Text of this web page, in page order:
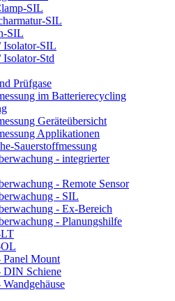
SIL
SIL
SIL
SIL
Std
Prüfgase
im Batterierecycling
Geräteübersicht
Applikationen
Sauerstoffmessung
- integrierter
- Remote Sensor
- SIL
- Ex-Bereich
- Planungshilfe
Mount
Schiene